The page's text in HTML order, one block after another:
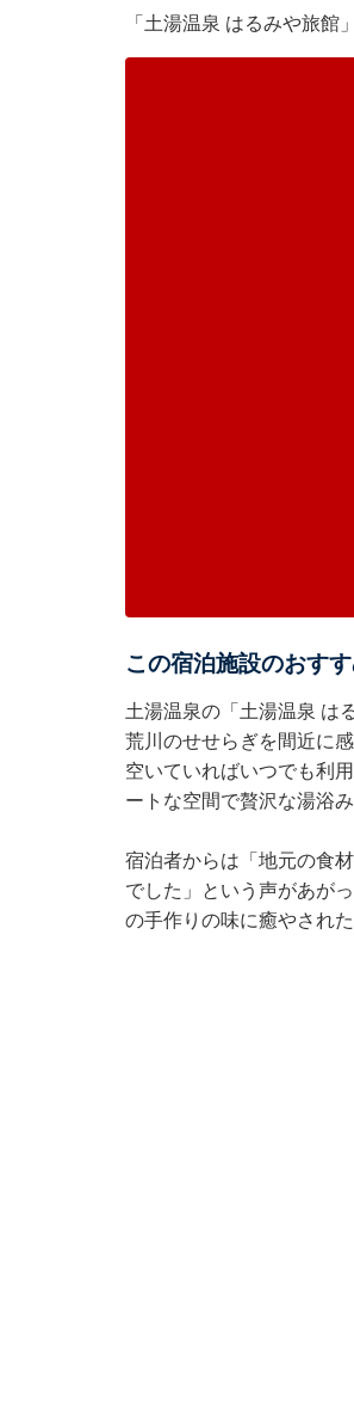
「土湯温泉 はるみや旅館
この宿泊施設のおす
土湯温泉の「土湯温泉 は
荒川のせせらぎを間近に
空いていればいつでも利
ートな空間で贅沢な湯浴み
宿泊者からは「地元の食
でした」という声があが
の手作りの味に癒やされ